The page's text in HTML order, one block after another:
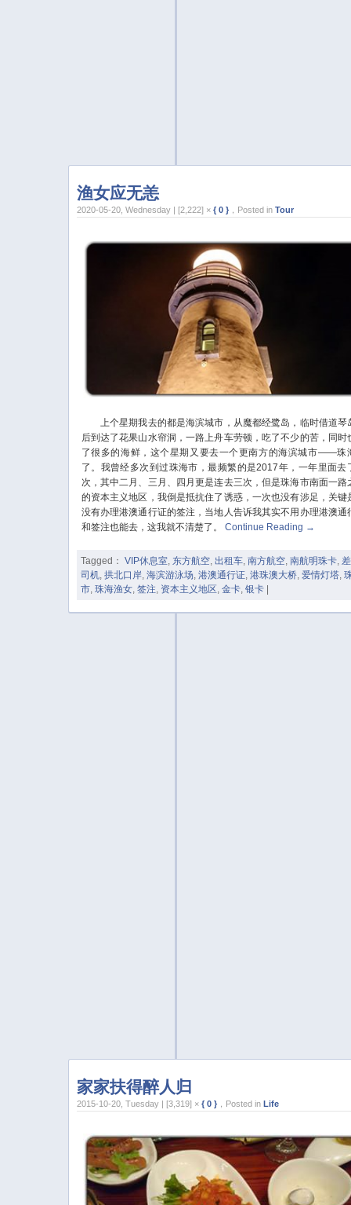
渔女应无恙
2020-05-20, Wednesday | [2,222] ×{ 0 } ，Posted inTour
上个星期我去的都是海滨城市，从魔都经鹭岛，临时借道琴
后到达了花果山水帘洞，一路上舟车劳顿，吃了不少的苦，同时
了很多的海鲜，这个星期又要去一个更南方的海滨城市——珠
了。我曾经多次到过珠海市，最频繁的是2017年，一年里面去
次，其中二月、三月、四月更是连去三次，但是珠海市南面一路
的资本主义地区，我倒是抵抗住了诱惑，一次也没有涉足，关键
没有办理港澳通行证的签注，当地人告诉我其实不用办理港澳通
和签注也能去，这我就不清楚了。
Continue Reading →
Tagged： VIP休息室, 东方航空,出租车,南方航空,南航明珠卡,
司机,拱北口岸,海滨游泳场,港澳通行证,港珠澳大桥,爱情灯塔,
市,珠海渔女,签注, 资本主义地区,金卡,银卡
家家扶得醉人归
2015-10-20, Tuesday | [3,319] ×{ 0 } ，Posted inLife